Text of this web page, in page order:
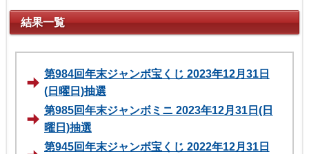
結果一覧
第984回年末ジャンボ宝くじ 2023年12月31日
(日曜日)抽選
第985回年末ジャンボミニ 2023年12月31日(日
曜日)抽選
第945回年末ジャンボ宝くじ 2022年12月31日